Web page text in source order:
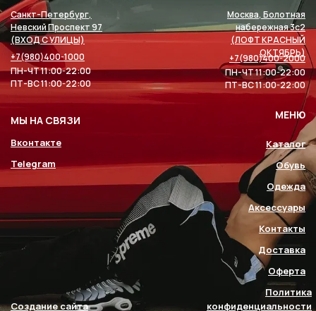
Санкт-Петербург,
Невский Проспект 97
(ВХОД С УЛИЦЫ)
+7(980)400-1000
ПН-ЧТ 11:00-22:00
ПТ-ВС 11:00-22:00
Москва, Болотная
набережная 3с2
(ЛОФТ КРАСНЫЙ
ОКТЯБРЬ)
+7(980)400-2000
ПН-ЧТ 11:00-22:00
ПТ-ВС 11:00-22:00
МЕНЮ
Каталог
Обувь
Одежда
Аксессуары
Контакты
Доставка
Оферта
Политика
конфиденциальности
МЫ НА СВЯЗИ
Вконтакте
Telegram
Создание сайта